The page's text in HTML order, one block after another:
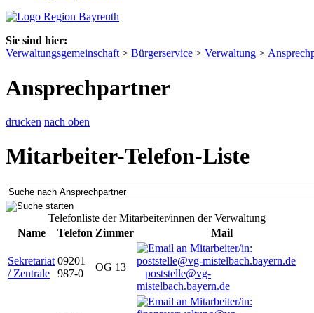
Sie sind hier:
Verwaltungsgemeinschaft > Bürgerservice > Verwaltung >
Ansprechpartner
drucken nach oben
Mitarbeiter-Telefon-Liste
Telefonliste der Mitarbeiter/innen der Verwaltung
Name
Telefon Zimmer Mail
Sekretariat
/ Zentrale
09201
987-0
OG 13
poststelle@vg-
mistelbach.bayern.de